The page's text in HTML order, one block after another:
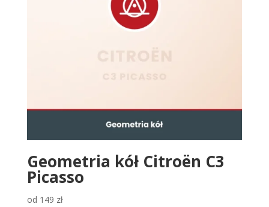
Geometria kół Citroën C3
Picasso
od 149 zł